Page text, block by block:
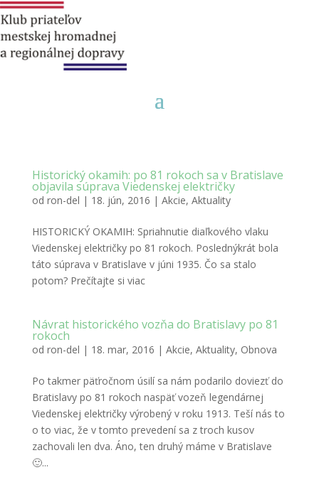
Historický okamih: po 81 rokoch sa v Bratislave
objavila súprava Viedenskej električky
od ron-del | 18. jún, 2016 | Akcie, Aktuality
HISTORICKÝ OKAMIH: Spriahnutie diaľkového vlaku
Viedenskej električky po 81 rokoch. Poslednýkrát bola
táto súprava v Bratislave v júni 1935. Čo sa stalo
potom? Prečítajte si viac
Návrat historického vozňa do Bratislavy po 81
rokoch
od ron-del | 18. mar, 2016 | Akcie, Aktuality, Obnova
Po takmer päťročnom úsilí sa nám podarilo doviezť do
Bratislavy po 81 rokoch naspäť vozeň legendárnej
Viedenskej električky výrobený v roku 1913. Teší nás to
o to viac, že v tomto prevedení sa z troch kusov
zachovali len dva. Áno, ten druhý máme v Bratislave
🙂...